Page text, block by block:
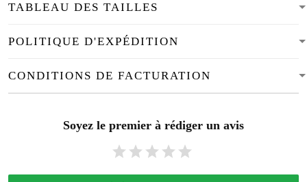
TABLEAU DES TAILLES
POLITIQUE D'EXPÉDITION
CONDITIONS DE FACTURATION
Soyez le premier à rédiger un avis